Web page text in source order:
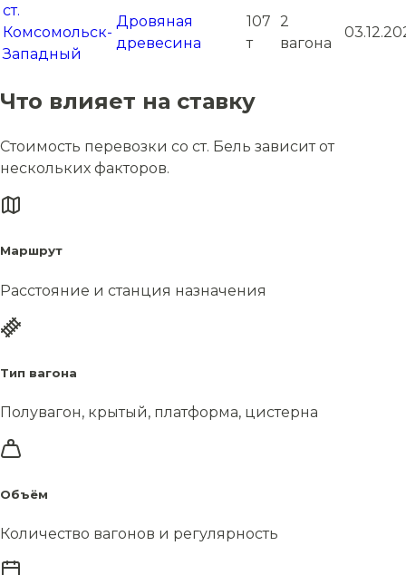
ст.
Комсомольск-
Западный
Дровяная
древесина
107
т
2
вагона
Что влияет на ставку
Стоимость перевозки со ст. Бель зависит от
нескольких факторов.
Маршрут
Расстояние и станция назначения
Тип вагона
Полувагон, крытый, платформа, цистерна
Объём
Количество вагонов и регулярность